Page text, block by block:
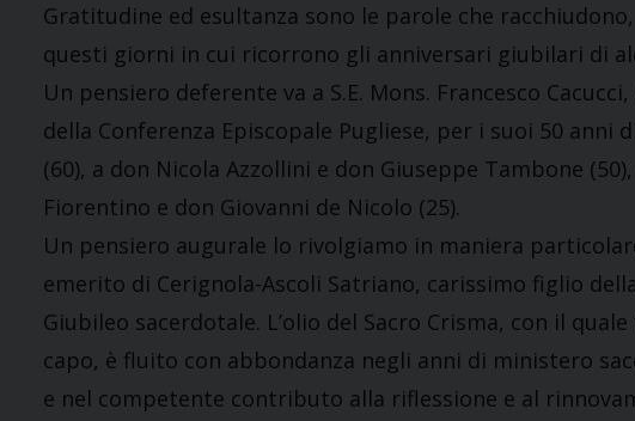
Gratitudine ed esultanza sono le parole che
questi giorni in cui ricorrono gli anniversari giubilari di
Un pensiero deferente va a S.E. Mons. Francesco
della Conferenza Episcopale Pugliese, per i suoi 50 anni
(60), a don Nicola Azzollini e don Giuseppe Tambone
Fiorentino e don Giovanni de Nicolo (25).
Un pensiero augurale lo rivolgiamo in maniera
emerito di Cerignola-Ascoli Satriano, carissimo figlio
Giubileo sacerdotale. L’olio del Sacro Crisma, con il
capo, è fluito con abbondanza negli anni di ministero
e nel competente contributo alla riflessione e al